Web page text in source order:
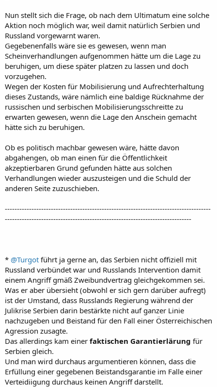
Nun stellt sich die Frage, ob nach dem Ultimatum eine solche
Aktion noch möglich war, weil damit natürlich Serbien und
Russland vorgewarnt waren.
Gegebenenfalls wäre sie es gewesen, wenn man
Scheinverhandlungen aufgenommen hätte um die Lage zu
beruhigen, um diese später platzen zu lassen und doch
vorzugehen.
Wegen der Kosten für Mobilisierung und Aufrechterhaltung
dieses Zustands, wäre nämlich eine baldige Rücknahme der
russischen und serbischen Mobilisierungsschreitte zu
erwarten gewesen, wenn die Lage den Anschein gemacht
hätte sich zu beruhigen.
Ob es politisch machbar gewesen wäre, hätte davon
abgahengen, ob man einen für die Öffentlichkeit
akzeptierbaren Grund gefunden hätte aus solchen
Verhandlungen wieder auszusteigen und die Schuld der
anderen Seite zuzuschieben.
-------------------------------------------------------------------------------------
-----------------------------------------------------------------------------
* @Turgot führt ja gerne an, das Serbien nicht offiziell mit
Russland verbündet war und Russlands Intervention damit
einem Angriff gmäß Zweibundvertrag gleichgekommen sei.
Was er aber übersieht (obwohl er sich gern darüber aufregt)
ist der Umstand, dass Russlands Regierung während der
Julikrise Serbien darin bestärkte nicht auf ganzer Linie
nachzugeben und Beistand für den Fall einer Österreichischen
Agression zusagte.
Das allerdings kam einer faktischen Garantierlärung für
Serbien gleich.
Und man wird durchaus argumentieren können, dass die
Erfüllung einer gegebenen Beistandsgarantie im Falle einer
Verteidiigung durchaus keinen Angriff darstellt.